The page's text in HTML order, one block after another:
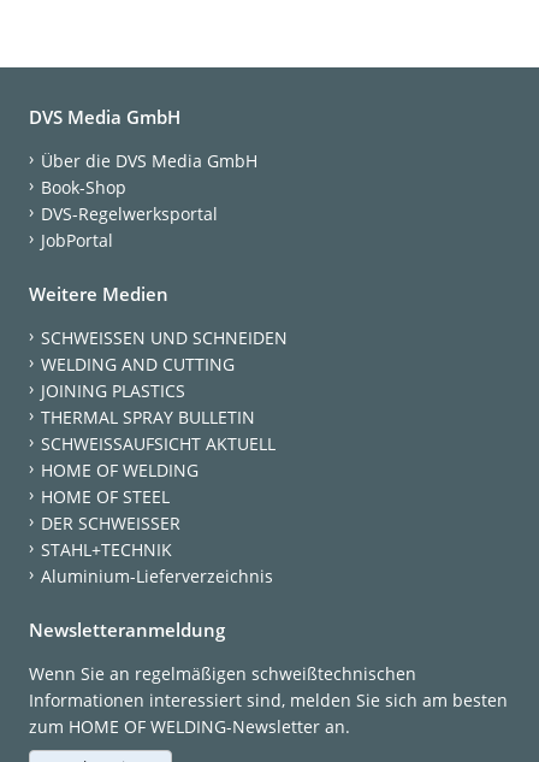
DVS Media GmbH
Über die DVS Media GmbH
Book-Shop
DVS-Regelwerksportal
JobPortal
Weitere Medien
SCHWEISSEN UND SCHNEIDEN
WELDING AND CUTTING
JOINING PLASTICS
THERMAL SPRAY BULLETIN
SCHWEISSAUFSICHT AKTUELL
HOME OF WELDING
HOME OF STEEL
DER SCHWEISSER
STAHL+TECHNIK
Aluminium-Lieferverzeichnis
Newsletteranmeldung
Wenn Sie an regelmäßigen schweißtechnischen
Informationen interessiert sind, melden Sie sich am besten
zum HOME OF WELDING-Newsletter an.